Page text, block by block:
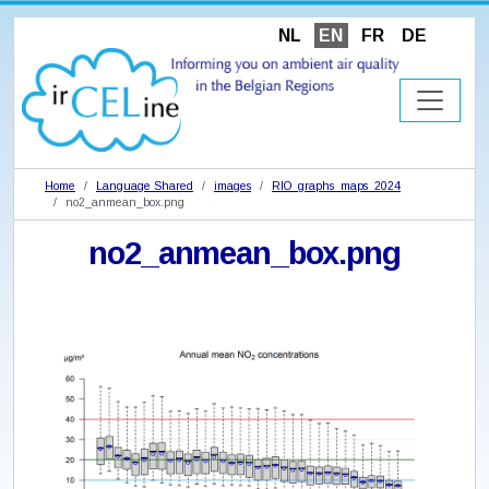
NL EN FR DE
Home Language Shared images
RIO_graphs_maps_2024
no2_anmean_box.png
no2_anmean_box.png